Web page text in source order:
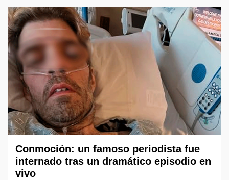
Conmoción: un famoso periodista fue
internado tras un dramático episodio en
vivo